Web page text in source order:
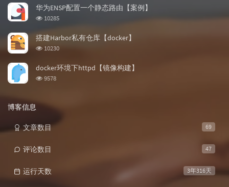
次
数:
华为ENSP配置一个静态路由【案例】
浏
次
数:
10285
搭建Harbor私有仓库【docker】
浏
次
10230
docker环境下httpd【镜像构建】
浏
数:
9578
博客信息
69
文章数目
47
评论数目
3年316天
运行天数